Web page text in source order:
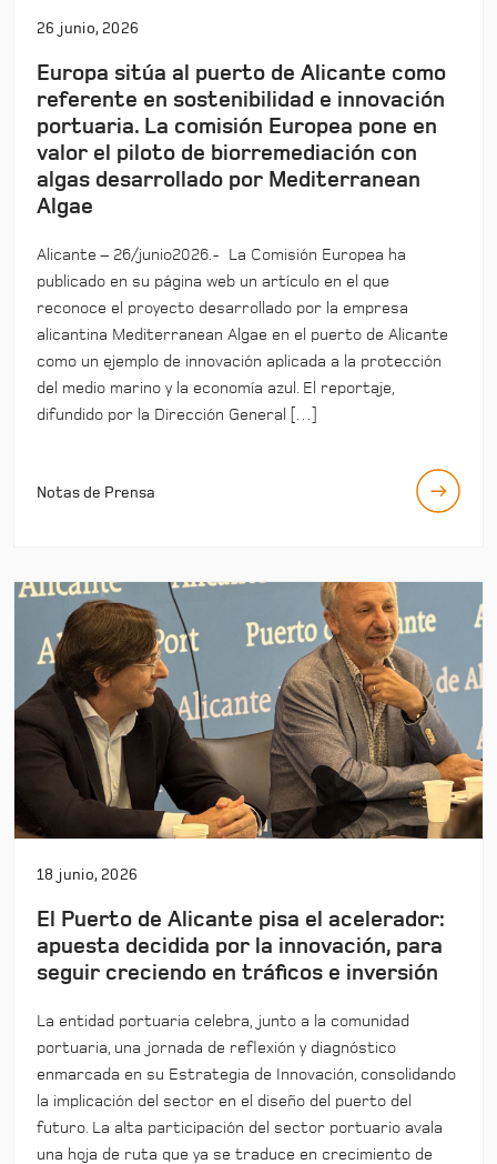
26 junio, 2026
Europa sitúa al puerto de Alicante como
referente en sostenibilidad e innovación
portuaria. La comisión Europea pone en
valor el piloto de biorremediación con
algas desarrollado por Mediterranean
Algae
Alicante – 26/junio2026.- La Comisión Europea ha
publicado en su página web un artículo en el que
reconoce el proyecto desarrollado por la empresa
alicantina Mediterranean Algae en el puerto de Alicante
como un ejemplo de innovación aplicada a la protección
del medio marino y la economía azul. El reportaje,
difundido por la Dirección General […]
Notas de Prensa
18 junio, 2026
El Puerto de Alicante pisa el acelerador:
apuesta decidida por la innovación, para
seguir creciendo en tráficos e inversión
La entidad portuaria celebra, junto a la comunidad
portuaria, una jornada de reflexión y diagnóstico
enmarcada en su Estrategia de Innovación, consolidando
la implicación del sector en el diseño del puerto del
futuro. La alta participación del sector portuario avala
una hoja de ruta que ya se traduce en crecimiento de